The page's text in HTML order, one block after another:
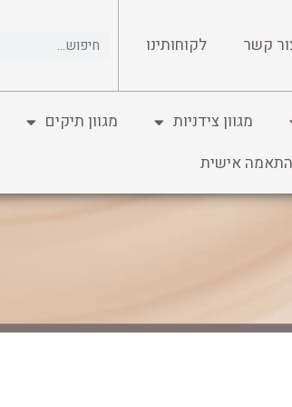
קשר לקוחותינו
מגוון צידניות מגוון תיקים
אישית